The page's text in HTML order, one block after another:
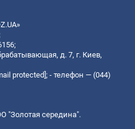
д. 7, г. Киев,
protected]; - телефон — (044)
"Золотая середина".